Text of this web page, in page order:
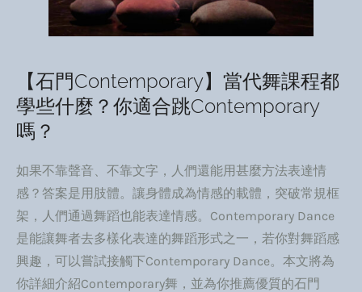
【石門Contemporary】當代舞課程都
學些什麼？你適合跳Contemporary
嗎？
如果不靠聲音、不靠文字，人們還能用甚麼方法表達情
感？答案是用肢體。讓身體成為情感的載體，突破常規框
架，人們通過舞蹈也能表達情感。Contemporary Dance
是能讓舞者去多樣化表達的舞蹈形式之一，若你對舞蹈感
興趣，可以嘗試接觸下Contemporary Dance。本文將為
你詳細介紹Contemporary舞，並為你推薦優質的石門